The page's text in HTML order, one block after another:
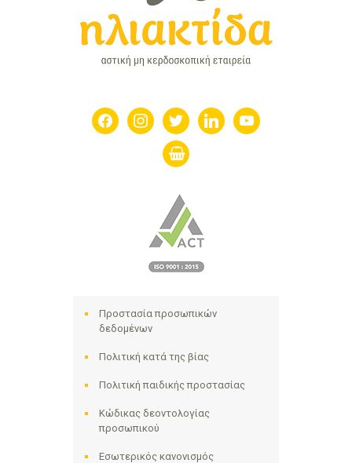
facebookinstagramtwitter linkedin youtube
shopping-
basket
Προστασία προσωπικών
δεδομένων
Πολιτική κατά της βίας
Πολιτική παιδικής προστασίας
Κώδικας δεοντολογίας
προσωπικού
Εσωτερικός κανονισμός